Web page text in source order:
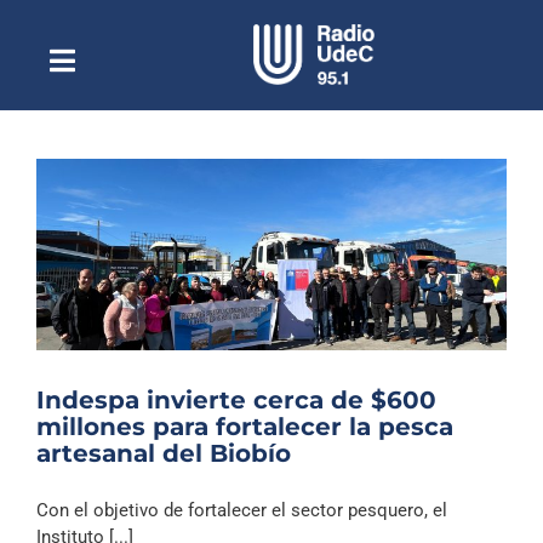
contenidoToggle
NavigationEscuchar Radio UdeC en vivo
Quiénes Somos
Programación
Podcast
Noticias
Columnas
Música Clásica
Especiales
Indespa invierte cerca de $600
millones para fortalecer la pesca
artesanal del Biobío
Con el objetivo de fortalecer el sector pesquero, el
Instituto [...]